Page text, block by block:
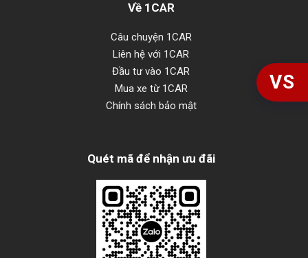
Về 1CAR
Câu chuyện 1CAR
Liên hệ với 1CAR
Đầu tư vào 1CAR
Mua xe từ 1CAR
Chính sách bảo mật
Quét mã để nhận ưu đãi
VS